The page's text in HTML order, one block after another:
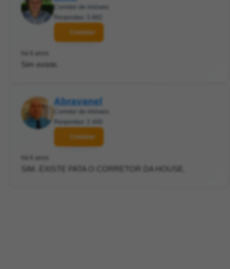
Corretor de imóveis
Respostas: 5.882
Contatar
há 6 anos
Sim existe.
Abravanel
Corretor de imóveis
Respostas: 2.400
Contatar
há 6 anos
SIM. EXISTE PATA O CORRETOR DA HOUSE.